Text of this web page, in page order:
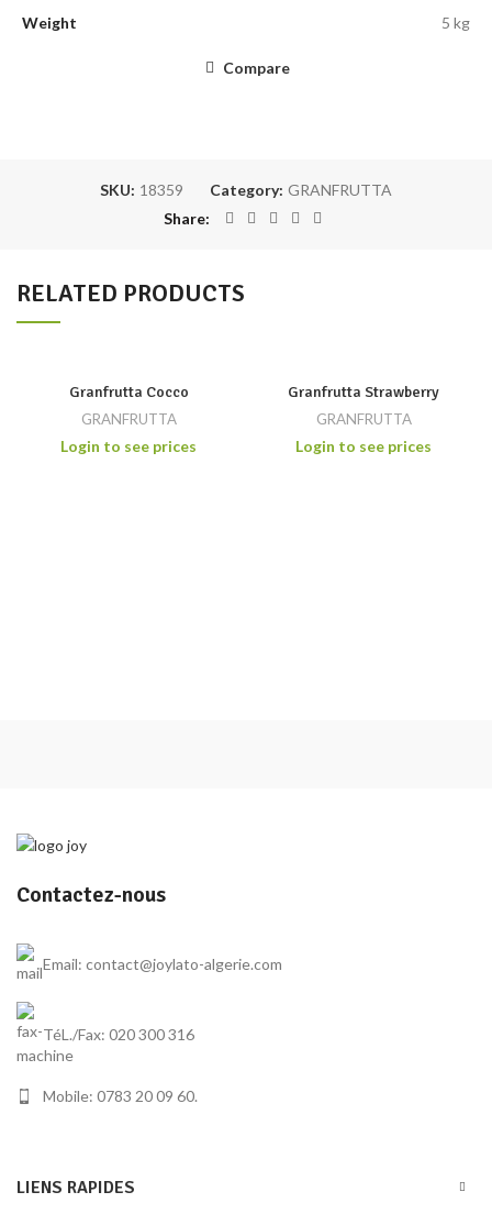
Weight 5 kg
Compare
SKU: 18359 Category: GRANFRUTTA
Share
RELATED PRODUCTS
Granfrutta Cocco
GRANFRUTTA
Login to see prices
Granfrutta Strawberry
GRANFRUTTA
Login to see prices
Contactez-nous
Email: contact@joylato-algerie.com
TéL./Fax: 020 300 316
Mobile: 0783 20 09 60.
LIENS RAPIDES